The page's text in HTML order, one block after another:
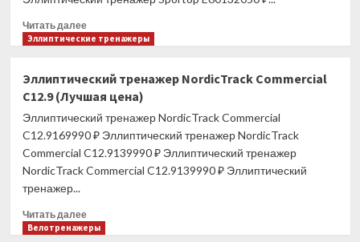
Читать далееПрочитать
больше
тренажер
Sportop
E60
(Лучшая
Эллиптические тренажеры
Эллиптический тренажер NordicTrack Commercial
C12.9 (Лучшая цена)
Эллиптический тренажер NordicTrack Commercial
C12.9169990 ₽ Эллиптический тренажер NordicTrack
Commercial C12.9139990 ₽ Эллиптический тренажер
NordicTrack Commercial C12.9139990 ₽ Эллиптический
тренажер...
Читать далееПрочитать
больше
Велотренажеры